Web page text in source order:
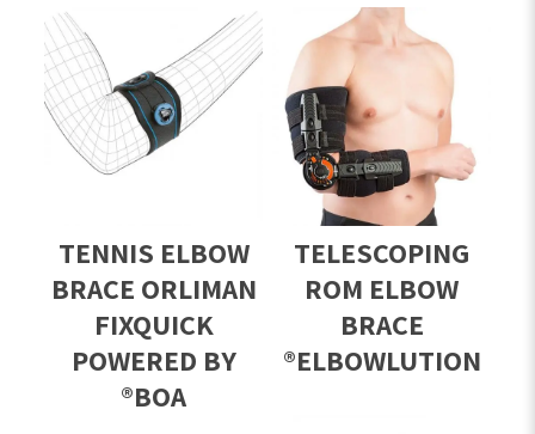
TELESCOPING
ROM ELBOW
BRACE
ELBOWLUTION®
TENNIS ELBOW
BRACE ORLIMAN
FIXQUICK
POWERED BY
BOA®